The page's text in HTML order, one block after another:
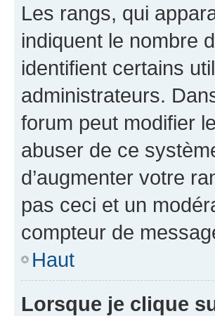
Les rangs, qui
indiquent le nombre
identifient certains
administrateurs.
forum peut modifier
abuser de ce
d’augmenter votre
pas ceci et un
compteur de
Haut
Lorsque je clique